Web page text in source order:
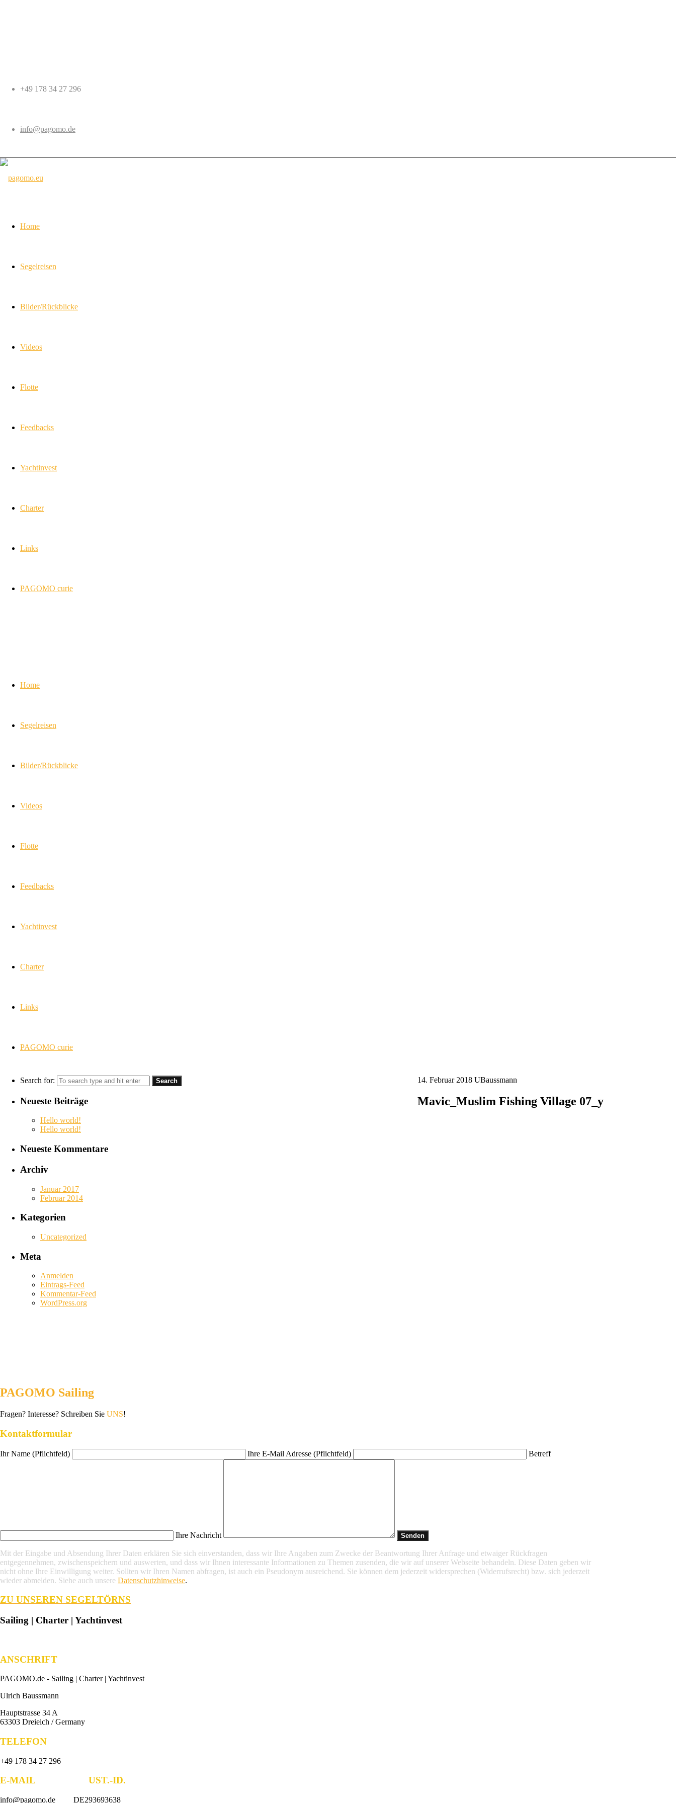
+49 178 34 27 296
info@pagomo.de
Home
Segelreisen
Bilder/Rückblicke
Videos
Flotte
Feedbacks
Yachtinvest
Charter
Links
PAGOMO curie
Home
Segelreisen
Bilder/Rückblicke
Videos
Flotte
Feedbacks
Yachtinvest
Charter
Links
PAGOMO curie
14. Februar 2018 UBaussmann
Mavic_Muslim Fishing Village 07_y
Search for:
Neueste Beiträge
Hello world!
Hello world!
Neueste Kommentare
Archiv
Januar 2017
Februar 2014
Kategorien
Uncategorized
Meta
Anmelden
Eintrags-Feed
Kommentar-Feed
WordPress.org
PAGOMO Sailing
Fragen? Interesse? Schreiben Sie UNS!
Kontaktformular
Ihr Name (Pflichtfeld) Ihre E-Mail Adresse (Pflichtfeld) Betreff
Ihre Nachricht
Mit der Eingabe und Absendung Ihrer Daten erklären Sie sich einverstanden, dass wir Ihre Angaben zum Zwecke der Beantwortung Ihrer Anfrage und etwaiger Rückfragen
entgegennehmen, zwischenspeichern und auswerten, und dass wir Ihnen interessante Informationen zu Themen zusenden, die wir auf unserer Webseite behandeln. Diese Daten geben wir
nicht ohne Ihre Einwilligung weiter. Sollten wir Ihren Namen abfragen, ist auch ein Pseudonym ausreichend. Sie können dem jederzeit widersprechen (Widerrufsrecht) bzw. sich jederzeit
wieder abmelden. Siehe auch unsere Datenschutzhinweise.
ZU UNSEREN SEGELTÖRNS
Sailing | Charter | Yachtinvest
ANSCHRIFT
PAGOMO.de - Sailing | Charter | Yachtinvest
Ulrich Baussmann
Hauptstrasse 34 A
63303 Dreieich / Germany
TELEFON
+49 178 34 27 296
E-MAIL UST.-ID.
info@pagomo.de DE293693638